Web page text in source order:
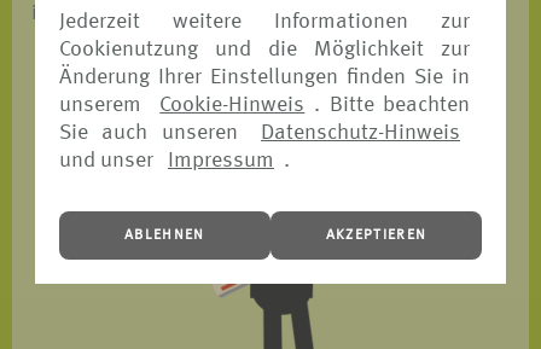
Jederzeit weitere Informationen zur
Cookienutzung und die Möglichkeit zur
Änderung Ihrer Einstellungen finden Sie in
unserem
Cookie-Hinweis . Bitte beachten
Sie auch unseren
Datenschutz-Hinweis
und unser
Impressum .
ABLEHNEN AKZEPTIEREN
ist.